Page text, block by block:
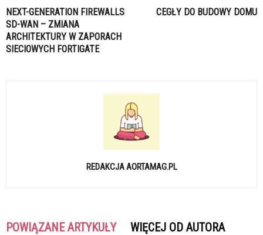
NEXT-GENERATION FIREWALLS
SD-WAN – ZMIANA
ARCHITEKTURY W ZAPORACH
SIECIOWYCH FORTIGATE
CEGŁY DO BUDOWY DOMU
REDAKCJA AORTAMAG.PL
POWIĄZANE ARTYKUŁY WIĘCEJ OD AUTORA